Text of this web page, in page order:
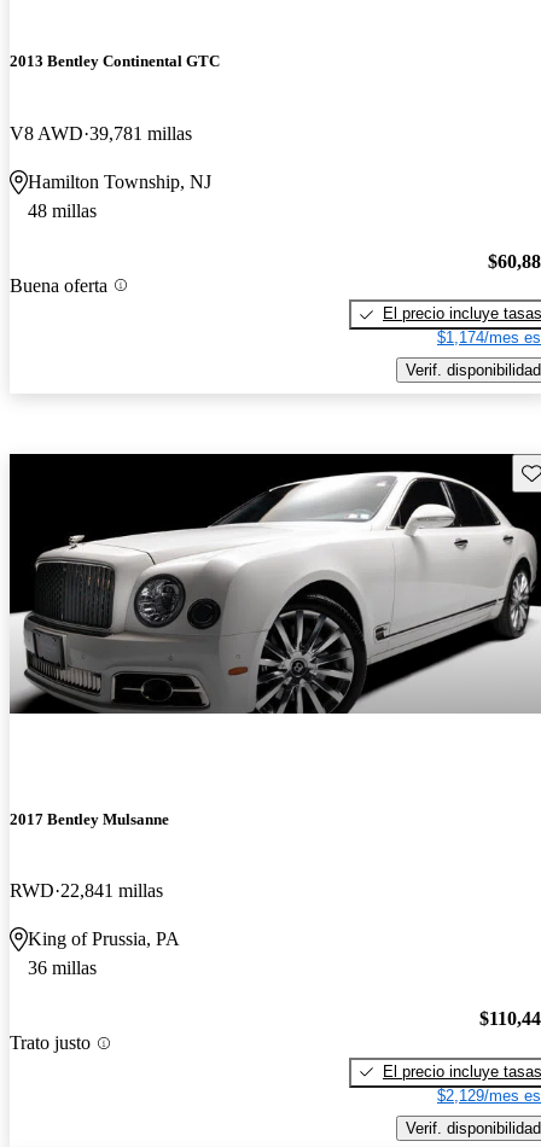
2013 Bentley Continental GTC
V8 AWD 39,781 millas
Hamilton Township, NJ
48 millas
Buena oferta
El precio incluye tasas
$1,174/mes
Verif. disponibilidad
2017 Bentley Mulsanne
RWD 22,841 millas
King of Prussia, PA
36 millas
Trato justo
El precio incluye tasas
$2,129/mes
Verif. disponibilidad